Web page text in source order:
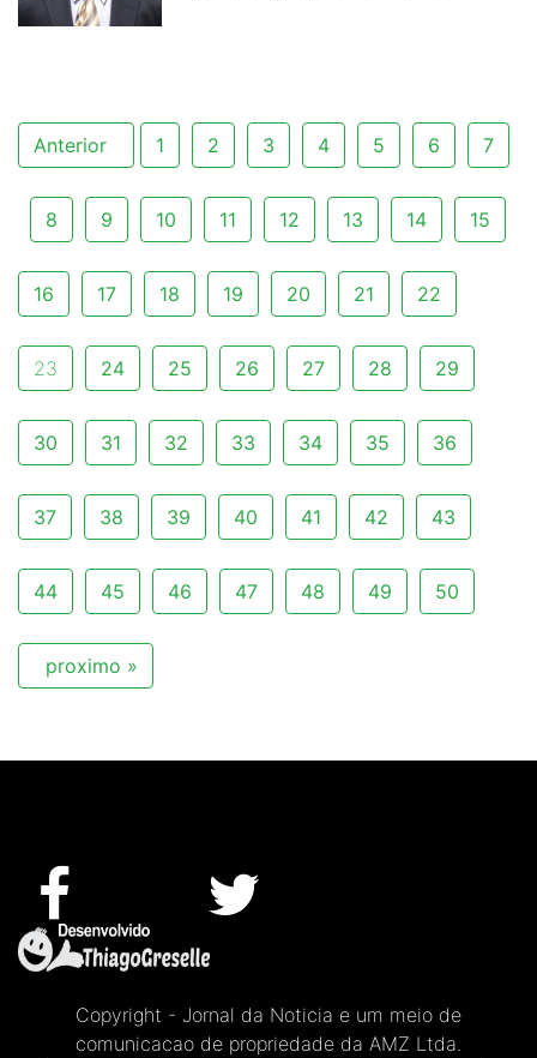
Anterior 1 2 3 4 5 6 7
8 9 10 11 12 13 14 15
16 17 18 19 20 21 22
23 24 25 26 27 28 29
30 31 32 33 34 35 36
37 38 39 40 41 42 43
44 45 46 47 48 49 50
proximo »
Copyright - Jornal da Noticia e um meio de
comunicacao de propriedade da AMZ Ltda.